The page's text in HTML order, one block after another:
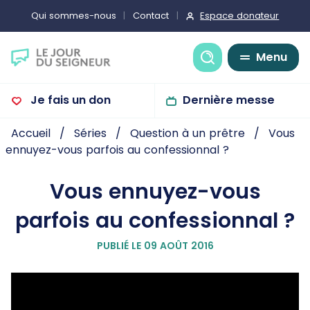
Qui sommes-nous Contact Espace donateur
Recherche
Menu
Je fais un don Dernière messe
Accueil Séries Question à un prêtre
Vous
ennuyez-vous parfois au confessionnal ?
Vous ennuyez-vous
parfois au confessionnal ?
PUBLIÉ LE 09 AOÛT 2016